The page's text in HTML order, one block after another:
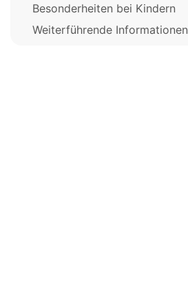
Besonderheiten bei Kindern
Weiterführende Informationen